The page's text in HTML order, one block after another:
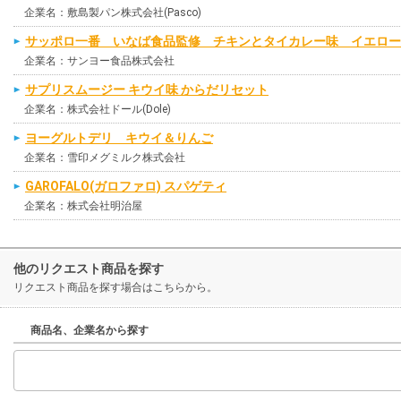
企業名：敷島製パン株式会社(Pasco)
サッポロ一番 いなば食品監修 チキンとタイカレー味 イエロー
企業名：サンヨー食品株式会社
サプリスムージー キウイ味 からだリセット
企業名：株式会社ドール(Dole)
ヨーグルトデリ キウイ＆りんご
企業名：雪印メグミルク株式会社
GAROFALO(ガロファロ) スパゲティ
企業名：株式会社明治屋
他のリクエスト商品を探す
リクエスト商品を探す場合はこちらから。
商品名、企業名から探す